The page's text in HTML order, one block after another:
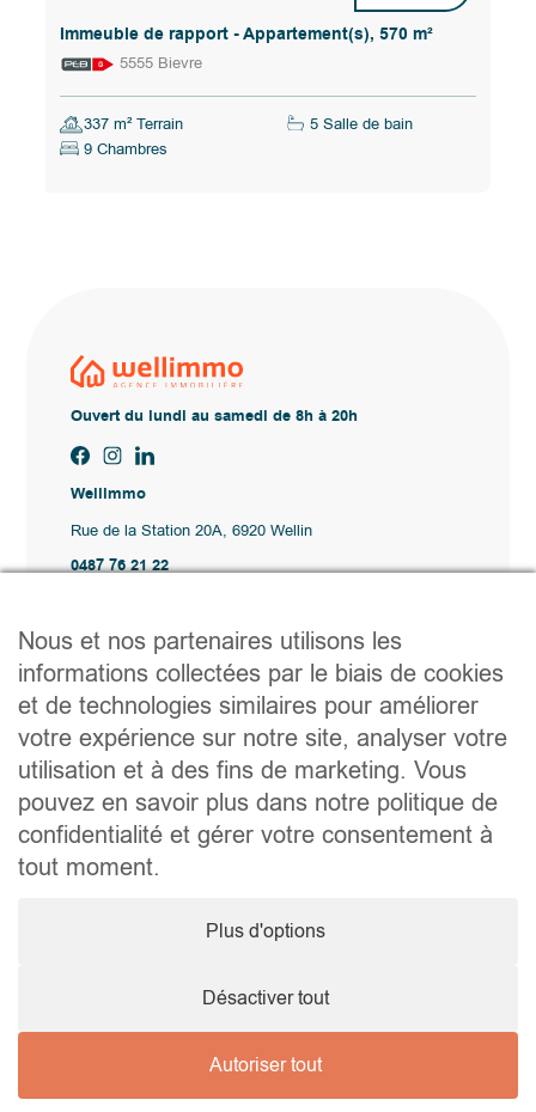
Immeuble de rapport - Appartement(s), 570 m²
5555 Bievre
337 m² Terrain
5 Salle de bain
9 Chambres
Ouvert du lundi au samedi de 8h à 20h
Wellimmo
Rue de la Station 20A, 6920 Wellin
0487 76 21 22
Acheter
Louer
Vendre
Contact
Liens utiles
Conseils pratiques pour vendre ou louer
Préparer un déménagement
Documents utiles
Notaire.be
Agent immobilier courtier, agrégation octroyée en Belgique
Protection des données personnelles•Mentions légales•Cookies
Nous et nos partenaires utilisons les
informations collectées par le biais de cookies
et de technologies similaires pour améliorer
votre expérience sur notre site, analyser votre
utilisation et à des fins de marketing. Vous
pouvez en savoir plus dans notre politique de
confidentialité et gérer votre consentement à
tout moment.
Plus d'options
Désactiver tout
Autoriser tout